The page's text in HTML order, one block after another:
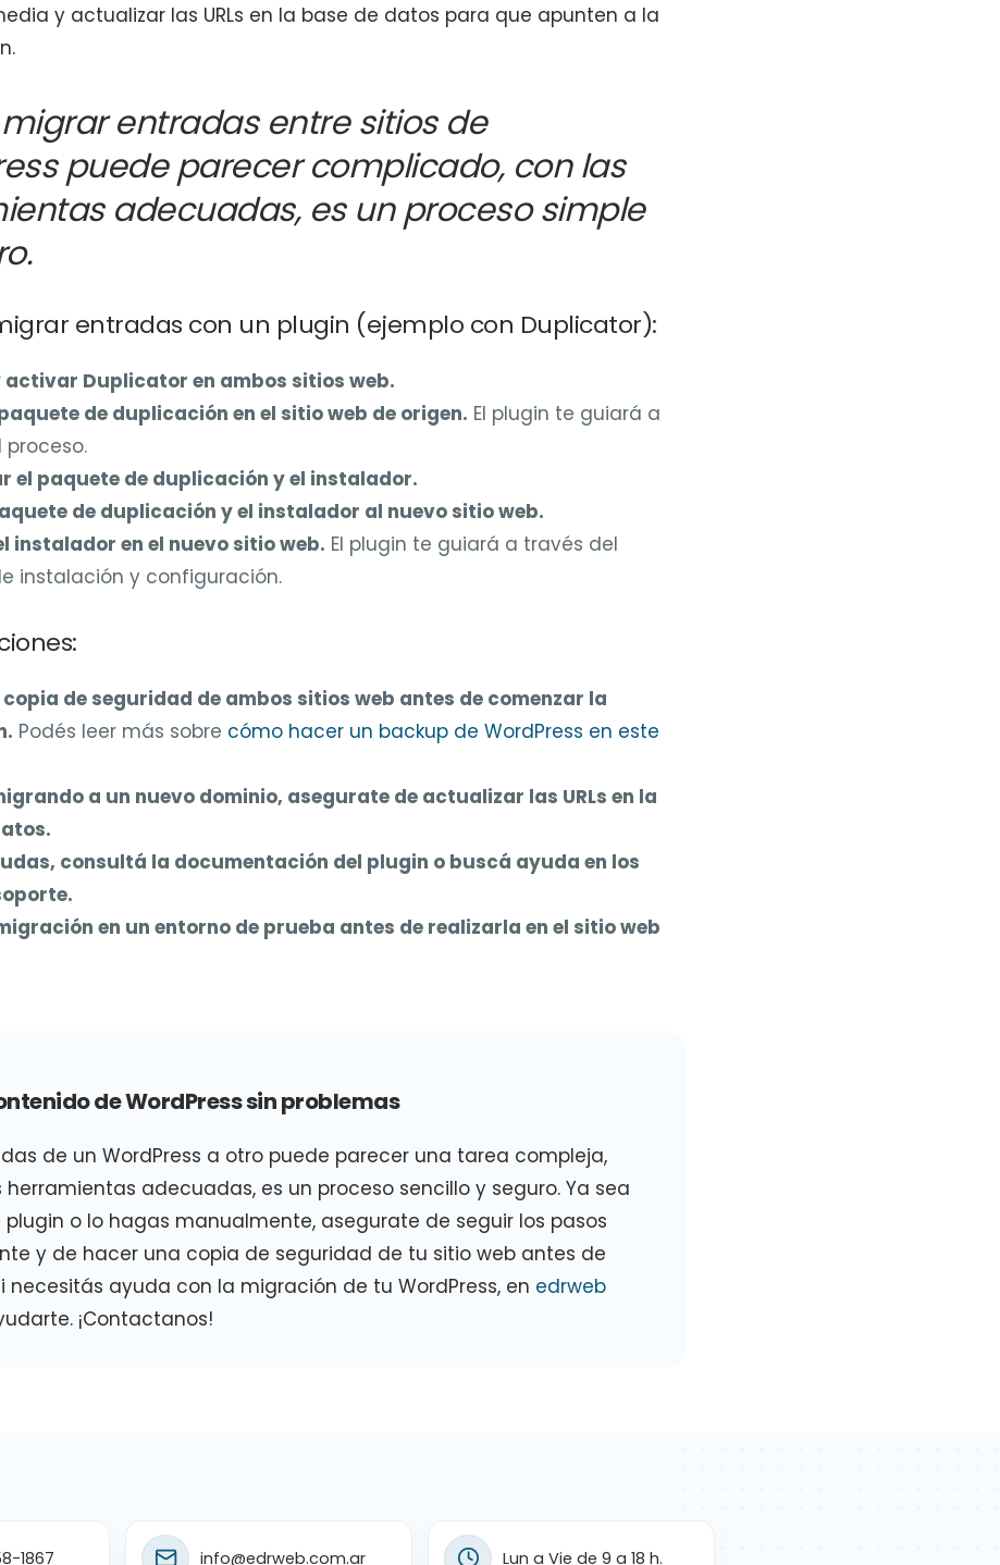
y actualizar las URLs en la base de datos para que apunten a la
entradas entre sitios de
puede parecer complicado, con las
adecuadas, es un proceso simple
entradas con un plugin (ejemplo con Duplicator):
Duplicator en ambos sitios web.
de duplicación en el sitio web de origen. El plugin te guiará a
el paquete de duplicación y el instalador.
de duplicación y el instalador al nuevo sitio web.
instalador en el nuevo sitio web. El plugin te guiará a través del
instalación y configuración.
copia de seguridad de ambos sitios web antes de comenzar la
Podés leer más sobre cómo hacer un backup de WordPress en este
a un nuevo dominio, asegurate de actualizar las URLs en la
consultá la documentación del plugin o buscá ayuda en los
en un entorno de prueba antes de realizarla en el sitio web
de WordPress sin problemas
de un WordPress a otro puede parecer una tarea compleja,
herramientas adecuadas, es un proceso sencillo y seguro. Ya sea
plugin o lo hagas manualmente, asegurate de seguir los pasos
y de hacer una copia de seguridad de tu sitio web antes de
necesitás ayuda con la migración de tu WordPress, en edrweb
¡Contactanos!
1867 info@edrweb.com.ar Lun a Vie de 9 a 18 h.